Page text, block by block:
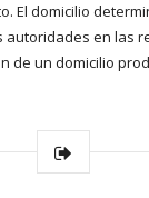
El domicilio
autoridades en las
de un domicilio